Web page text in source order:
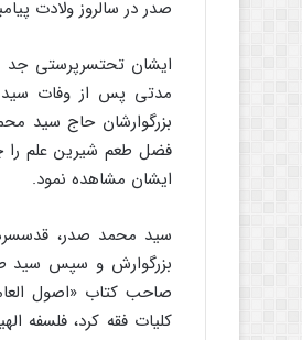
صدر در سالروز ولادت پیامبر عظیم‏الشان اسلام‏17
ایشان تحت‏سرپرستى جد
مدتى پس از وفات سید
بزرگوارشان حاج سید
فضل طعم شیرین علم را
ایشان مشاهده نمود.
بزرگوارش و سپس سید
کلیات فقه کرد، فلسفه